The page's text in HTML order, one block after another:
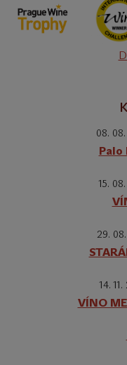
08.
Palo
15.
29.
14.
VÍNO